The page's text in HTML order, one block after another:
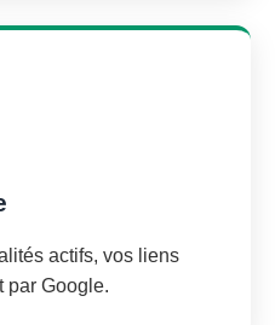
actifs, vos liens
par Google.